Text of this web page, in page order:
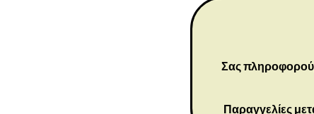
Σας
Παραγγελίες